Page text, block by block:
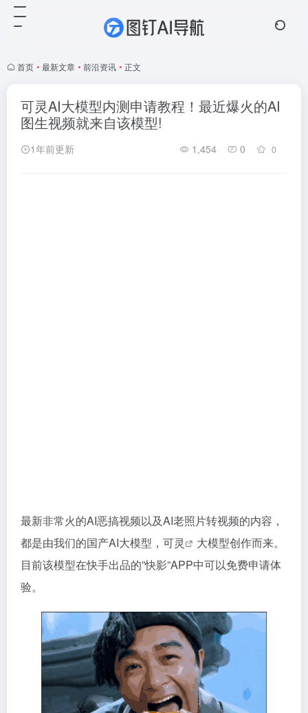
首页 • 最新文章 • 前沿资讯 • 正文
可灵AI大模型内测申请教程！最近爆火的AI
图生视频就来自该模型!
1年前更新 1,454 0 0
最新非常火的AI恶搞视频以及AI老照片转视频的内容，
都是由我们的国产AI大模型， 可灵
大模型创作而来。
目前该模型在快手出品的”快影”APP中可以免费申请体
验。